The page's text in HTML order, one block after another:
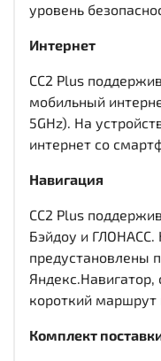
уровень
Интернет
CC2 Plus
мобильный
5GHz). На
интернет со
Навигация
CC2 Plus
Бэйдоу и ГЛОНАСС.
предустановлены
короткий
Комплект